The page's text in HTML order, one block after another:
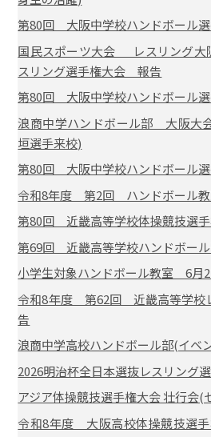
第80回 大阪中学校ハンドボール
国民スポーツ大会 レスリング大
スリング選手権大会 報告
第80回 大阪中学校ハンドボール
浪商中学ハンドボール部 大阪大
垣選手来校)
第80回 大阪中学校ハンドボール
令和8年度 第2回 ハンドボール教
第80回 近畿高等学校体操競技選
第69回 近畿高等学校ハンドボー
小学生対象ハンドボール教室 6月
令和8年度 第62回 近畿高等学校
告
浪商中学高校ハンドボール部(イベ
2026明治杯全日本選抜レスリング
アジア体操競技選手権大会 壮行会(
令和8年度 大阪高校体操競技選